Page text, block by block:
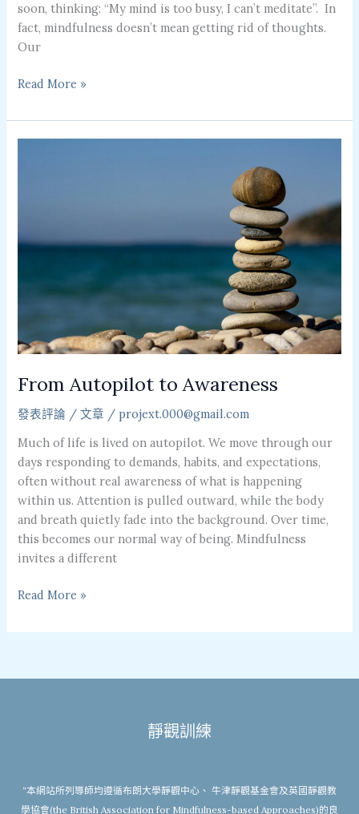
soon, thinking: “My mind is too busy, I can’t meditate”. In
fact, mindfulness doesn’t mean getting rid of thoughts.
Our
Read More »
From Autopilot to Awareness
發表評論 /文章 /projext.000@gmail.com
Much of life is lived on autopilot. We move through our
days responding to demands, habits, and expectations,
often without real awareness of what is happening
within us. Attention is pulled outward, while the body
and breath quietly fade into the background. Over time,
this becomes our normal way of being. Mindfulness
invites a different
Read More »
靜觀訓練
“本網站所列導師均遵循布朗大學靜觀中心、 牛津靜觀基金會及英國靜觀教
學協會(the British Association for Mindfulness-based Approaches)的良